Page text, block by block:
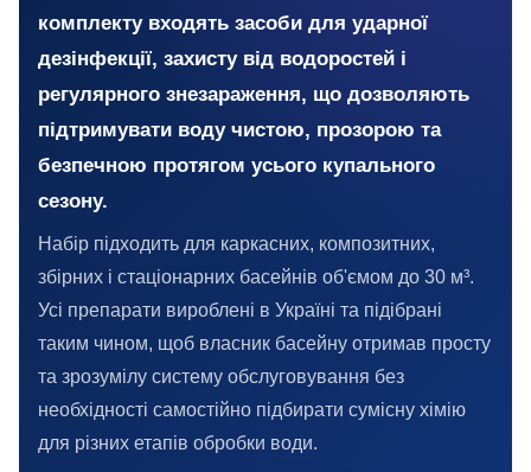
комплекту входять засоби для ударної
дезінфекції, захисту від водоростей і
регулярного знезараження, що дозволяють
підтримувати воду чистою, прозорою та
безпечною протягом усього купального
сезону.
Набір підходить для каркасних, композитних,
збірних і стаціонарних басейнів об'ємом до 30 м³.
Усі препарати вироблені в Україні та підібрані
таким чином, щоб власник басейну отримав просту
та зрозумілу систему обслуговування без
необхідності самостійно підбирати сумісну хімію
для різних етапів обробки води.